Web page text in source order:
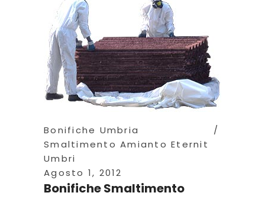
Bonifiche Umbria
Smaltimento Amianto Eternit
Umbri
Agosto 1, 2012
Bonifiche Smaltimento